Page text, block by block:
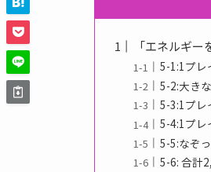
「エネルギ
5-1:1プレ
5-2:大き
5-3:1プレ
5-4:1プレ
5-5:なぞ
5-6: 合計